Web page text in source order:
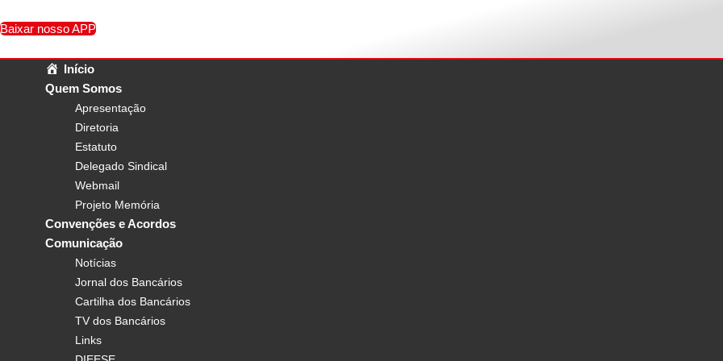
para
conteúdo
Baixar nosso APP
Início
Quem Somos
Apresentação
Diretoria
Estatuto
Delegado Sindical
Webmail
Projeto Memória
Convenções e Acordos
Comunicação
Notícias
Jornal dos Bancários
Cartilha dos Bancários
TV dos Bancários
Links